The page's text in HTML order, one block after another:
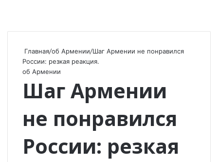
Главная/об Армении/Шаг Армении не понравился
России: резкая реакция.
об Армении
Шаг Армении
не понравился
России: резкая